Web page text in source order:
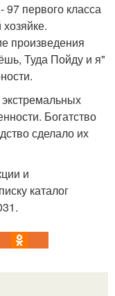
первого класса
произведения
Туда Пойду и я"
Богатство
сделало их
и
каталог